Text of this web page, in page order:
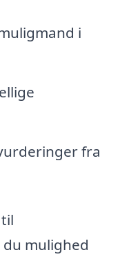
i
fra
mulighed